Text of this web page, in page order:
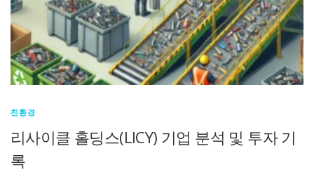
친환경
리사이클 홀딩스(LICY) 기업 분석 및 투자 기
록